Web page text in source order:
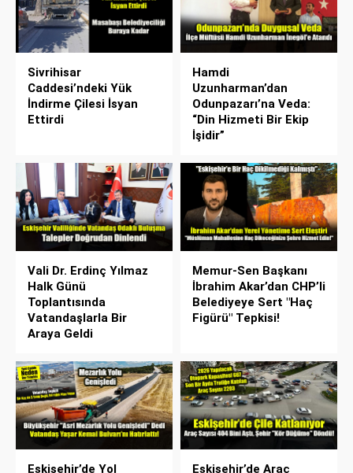
Sivrihisar
Caddesi’ndeki Yük
İndirme Çilesi İsyan
Ettirdi
Hamdi
Uzunharman’dan
Odunpazarı’na Veda:
“Din Hizmeti Bir Ekip
İşidir”
Vali Dr. Erdinç Yılmaz
Halk Günü
Toplantısında
Vatandaşlarla Bir
Araya Geldi
Memur-Sen Başkanı
İbrahim Akar’dan CHP’li
Belediyeye Sert "Haç
Figürü" Tepkisi!
Eskişehir’de Yol
Eskişehir’de Araç